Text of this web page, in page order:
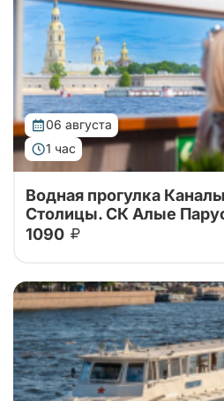
06 августа
1 час
Водная прогулка по рекам и
Самый популярный маршрут
Крюков канал – Мойка –
Водная прогулка
Столицы. СК Алые
1090